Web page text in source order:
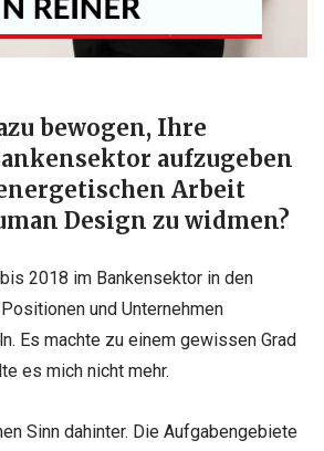
bewogen, Ihre
aufzugeben
Arbeit
Design zu widmen?
2018 im Bankensektor in den
und Unternehmen
Es machte zu einem gewissen Grad
es mich nicht mehr.
Sinn dahinter. Die Aufgabengebiete